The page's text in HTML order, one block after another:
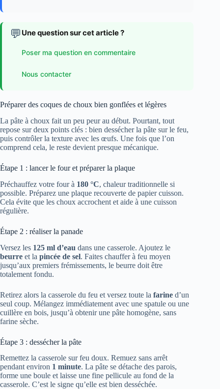
💬 Une question sur cet article ?
Poser ma question en commentaire
Nous contacter
Préparer des coques de choux bien gonflées et légères
La pâte à choux fait un peu peur au début. Pourtant, tout
repose sur deux points clés : bien dessécher la pâte sur le feu,
puis contrôler la texture avec les œufs. Une fois que l’on
comprend cela, le reste devient presque mécanique.
Étape 1 : lancer le four et préparer la plaque
Préchauffez votre four à 180 °C, chaleur traditionnelle si
possible. Préparez une plaque recouverte de papier cuisson.
Cela évite que les choux accrochent et aide à une cuisson
régulière.
Étape 2 : réaliser la panade
Versez les 125 ml d’eau dans une casserole. Ajoutez le
beurre et la pincée de sel. Faites chauffer à feu moyen
jusqu’aux premiers frémissements, le beurre doit être
totalement fondu.
Retirez alors la casserole du feu et versez toute la farine d’un
seul coup. Mélangez immédiatement avec une spatule ou une
cuillère en bois, jusqu’à obtenir une pâte homogène, sans
farine sèche.
Étape 3 : dessécher la pâte
Remettez la casserole sur feu doux. Remuez sans arrêt
pendant environ 1 minute. La pâte se détache des parois,
forme une boule et laisse une fine pellicule au fond de la
casserole. C’est le signe qu’elle est bien desséchée.